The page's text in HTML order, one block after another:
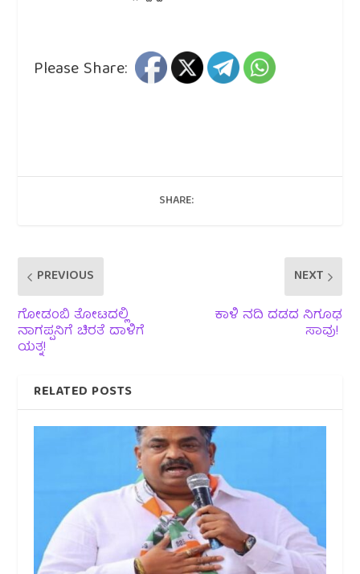
Please Share:
SHARE:
PREVIOUS
ಗೋಡಂಬಿ ತೋಟದಲ್ಲಿ
ನಾಗಪ್ಪನಿಗೆ ಚಿರತೆ ದಾಳಿಗೆ
ಯತ್ನ!
NEXT
ಕಾಳಿ ನದಿ ದಡದ ನಿಗೂಢ
ಸಾವು!
RELATED POSTS